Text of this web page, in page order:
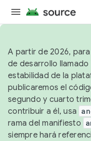
A partir de 2026,
de desarrollo llamado
estabilidad de la
publicaremos el
segundo y cuarto
contribuir a él, usa
rama del manifiesto
siempre hará